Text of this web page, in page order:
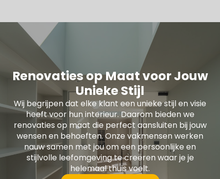
Renovaties op Maat voor Jouw
Unieke Stijl
Wij begrijpen dat elke klant een unieke stijl en visie
heeft voor hun interieur. Daarom bieden we
renovaties op maat die perfect aansluiten bij jouw
wensen en behoeften. Onze vakmensen werken
nauw samen met jou om een persoonlijke en
stijlvolle leefomgeving te creëren waar je je
helemaal thuis voelt.